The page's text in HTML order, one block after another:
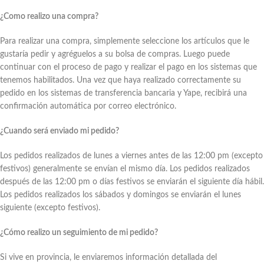
¿Como realizo una compra?
Para realizar una compra, simplemente seleccione los artículos que le
gustaría pedir y agréguelos a su bolsa de compras. Luego puede
continuar con el proceso de pago y realizar el pago en los sistemas que
tenemos habilitados. Una vez que haya realizado correctamente su
pedido en los sistemas de transferencia bancaria y Yape, recibirá una
confirmación automática por correo electrónico.
¿Cuando será enviado mi pedido?
Los pedidos realizados de lunes a viernes antes de las 12:00 pm (excepto
festivos) generalmente se envían el mismo día. Los pedidos realizados
después de las 12:00 pm o días festivos se enviarán el siguiente día hábil.
Los pedidos realizados los sábados y domingos se enviarán el lunes
siguiente (excepto festivos).
¿Cómo realizo un seguimiento de mi pedido?
Si vive en provincia, le enviaremos información detallada del